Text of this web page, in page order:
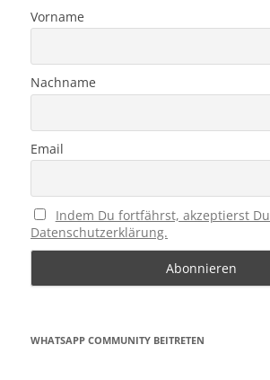
Vorname
Nachname
Email
Indem Du fortfährst, akzeptierst
Datenschutzerklärung.
WHATSAPP COMMUNITY BEITRETEN